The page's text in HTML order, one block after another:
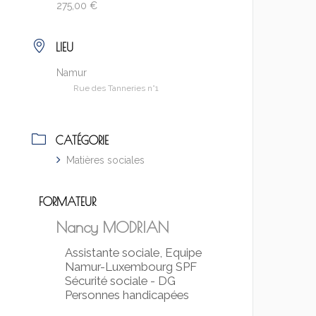
275,00 €
LIEU
Namur
Rue des Tanneries n°1
CATÉGORIE
Matières sociales
FORMATEUR
Nancy MODRIAN
Assistante sociale, Equipe
Namur-Luxembourg SPF
Sécurité sociale - DG
Personnes handicapées